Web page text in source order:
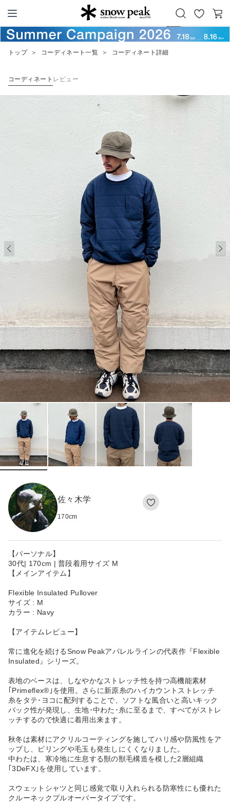
Snow Peak
お
気
カ
ー
トップ ＞ コーディネート一覧 ＞ コーディネート詳細
コーディネート レビュー
佐々木学
170cm
【パーソナル】
30代| 170cm | 普段着用サイズ M
【メインアイテム】
Flexible Insulated Pullover
サイズ : M
カラー : Navy
【アイテムレビュー】
常に進化を続けるSnow Peakアパレルラインの代表作『Flexible
Insulated』シリーズ。
表地のベースは、しなやかなストレッチ性を持つ高機能素材
｢Primeflex®｣を使用。さらに新原糸のハイカウントストレッチ
糸をタテ･ヨコに配列することで、ソフトな風合いと高いキック
バック性が発現し、生地･中わた･糸に至るまで、すべてがストレ
ッチするので快適に着用出来ます。
秋冬は素材にアクリルコーティングを施してハリ感や防風性をア
ップし、ピリングや毛玉も発生しにくくなりました。
中わたは、寒冷地に生息する獣の獣毛構造を模した2層組織
｢3DeFX｣を使用しています。
スウェットシャツと同じ感覚で取り入れられる防寒性にも優れた
クルーネックプルオーバータイプです。